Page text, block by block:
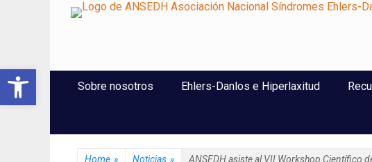
ANSEDH
Asociación Nacional del Síndrome de Ehlers-Danlos e Hiperlaxitud
Menú Principal
Sobre nosotros Ehlers-Danlos e Hiperlaxitud
Home » Noticias » ANSEDH asiste al VII Workshop Científico
Abrir barra de herramientas